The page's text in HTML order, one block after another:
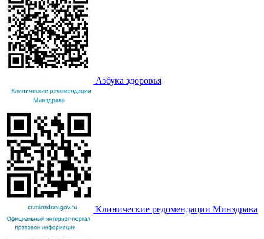
Азбука здоровья
Клинические редомендации Минздрава